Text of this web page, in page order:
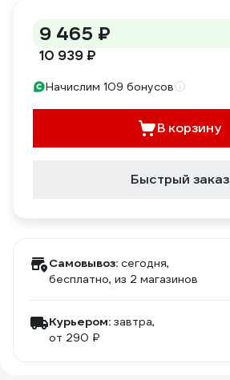
9 465 ₽
10 939 ₽
Начислим 109 бонусов
В корзину
Быстрый заказ
Самовывоз: сегодня,
бесплатно, из 2 магазинов
Курьером: завтра,
от 290 ₽